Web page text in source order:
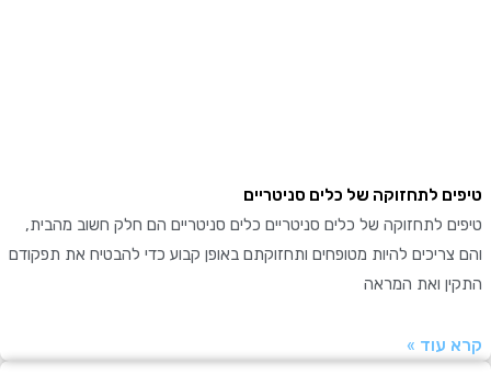
לתחזוקה של כלים סניטריים
לתחזוקה של כלים סניטריים כלים סניטריים הם חלק חשוב מהבית,
להיות מטופחים ותחזוקתם באופן קבוע כדי להבטיח את תפקודם
ואת המראה
»